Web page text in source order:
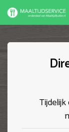
Spring
naar